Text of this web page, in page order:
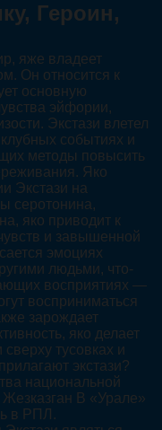
Героин,
яже владеет
Он относится к
основную
эйфории,
Экстази влетел
событиях и
методы повысить
Яко
Экстази на
серотонина,
яко приводит к
и завышенной
эмоциях
людьми, что-
восприятиях —
восприниматься
зарождает
яко делает
тусовках и
экстази?
национальной
Жезказган В «Урале»
в РПЛ.